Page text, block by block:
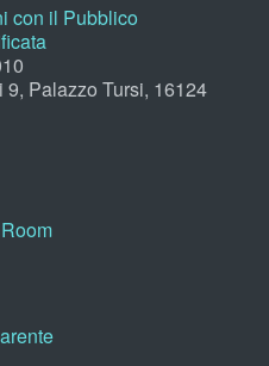
con il Pubblico
Palazzo Tursi, 16124